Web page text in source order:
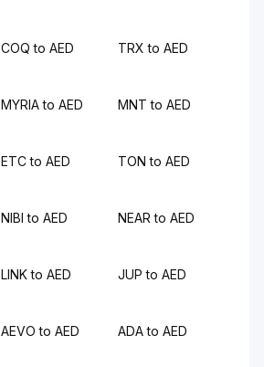
COQ to AED TRX to AED
MYRIA to AED MNT to AED
ETC to AED TON to AED
NIBI to AED NEAR to AED
LINK to AED JUP to AED
AEVO to AED ADA to AED